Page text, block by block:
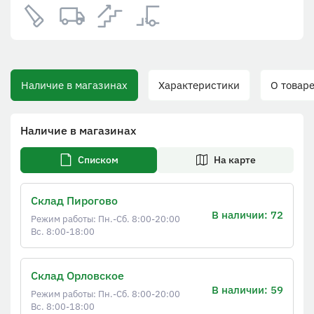
Наличие в магазинах Характеристики О товаре
Наличие в магазинах
Списком На карте
Склад Пирогово
Режим работы: Пн.-Сб. 8:00-20:00
Вс. 8:00-18:00
В наличии: 72
Склад Орловское
Режим работы: Пн.-Сб. 8:00-20:00
Вс. 8:00-18:00
В наличии: 59